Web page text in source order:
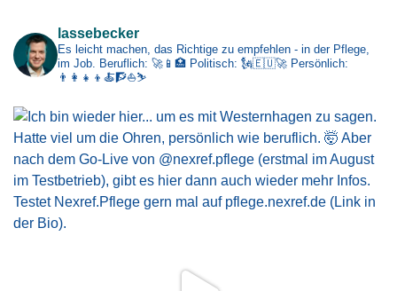
lassebecker
Es leicht machen, das Richtige zu empfehlen - in der Pflege,
im Job. Beruflich: 🚀📱🏥 Politisch: 🗽🇪🇺🚀 Persönlich:
👨‍👩‍👧‍👦🍝🧗⛵⛷️